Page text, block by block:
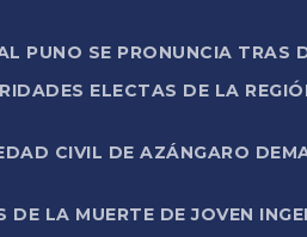
PUNO SE PRONUNCIA
ELECTAS DE LA
CIVIL DE AZÁNGARO
DE LA MUERTE DE JOVEN